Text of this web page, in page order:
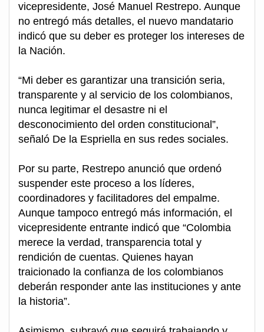
vicepresidente, José Manuel Restrepo. Aunque
no entregó más detalles, el nuevo mandatario
indicó que su deber es proteger los intereses de
la Nación.
“Mi deber es garantizar una transición seria,
transparente y al servicio de los colombianos,
nunca legitimar el desastre ni el
desconocimiento del orden constitucional”,
señaló De la Espriella en sus redes sociales.
Por su parte, Restrepo anunció que ordenó
suspender este proceso a los líderes,
coordinadores y facilitadores del empalme.
Aunque tampoco entregó más información, el
vicepresidente entrante indicó que “Colombia
merece la verdad, transparencia total y
rendición de cuentas. Quienes hayan
traicionado la confianza de los colombianos
deberán responder ante las instituciones y ante
la historia”.